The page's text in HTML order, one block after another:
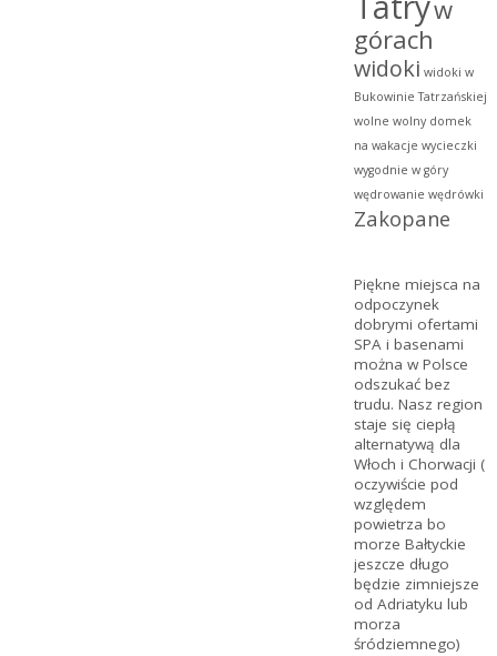
w
górach
widoki widoki w
Bukowinie Tatrzańskiej
wolne wolny domek
na wakacje wycieczki
wygodnie w góry
wędrowanie wędrówki
Zakopane
Piękne miejsca na
odpoczynek
dobrymi ofertami
SPAi basenami
można w Polsce
odszukać bez
trudu. Nasz region
staje się ciepłą
alternatywą dla
Włoch i Chorwacji (
oczywiście pod
względem
powietrza bo
morze Bałtyckie
jeszcze długo
będzie zimniejsze
od Adriatyku lub
morza
śródziemnego)